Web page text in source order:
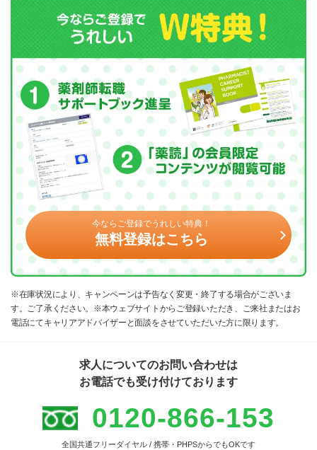
今ならご登録でうれしい特典！
無料登録はこちら
※在庫状況により、キャンペーンは予告なく変更・終了する場合がございま
す。ご了承ください。※本ウェブサイトからご登録いただき、ご来社またはお
電話にてキャリアアドバイザーと面談をさせていただいた方に限ります。
求人についてのお問い合わせは
お電話でも受け付けております
0120-866-153
全国共通フリーダイヤル / 携帯・PHPSからでもOKです